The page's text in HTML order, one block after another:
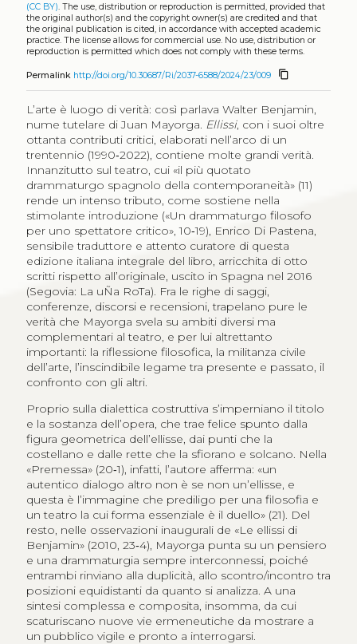
(CC BY). The use, distribution or reproduction is permitted, provided that
the original author(s) and the copyright owner(s) are credited and that
the original publication is cited, in accordance with accepted academic
practice. The license allows for commercial use. No use, distribution or
reproduction is permitted which does not comply with these terms.
Permalink http://doi.org/10.30687/Ri/2037-6588/2024/23/009 content_copy
L’arte è luogo di verità: così parlava Walter Benjamin,
nume tutelare di Juan Mayorga. Ellissi, con i suoi oltre
ottanta contributi critici, elaborati nell’arco di un
trentennio (1990‑2022), contiene molte grandi verità.
Innanzitutto sul teatro, cui «il più quotato
drammaturgo spagnolo della contemporaneità» (11)
rende un intenso tributo, come sostiene nella
stimolante introduzione («Un drammaturgo filosofo
per uno spettatore critico», 10‑19), Enrico Di Pastena,
sensibile traduttore e attento curatore di questa
edizione italiana integrale del libro, arricchita di otto
scritti rispetto all’originale, uscito in Spagna nel 2016
(Segovia: La uÑa RoTa). Fra le righe di saggi,
conferenze, discorsi e recensioni, trapelano pure le
verità che Mayorga svela su ambiti diversi ma
complementari al teatro, e per lui altrettanto
importanti: la riflessione filosofica, la militanza civile
dell’arte, l’inscindibile legame tra presente e passato, il
confronto con gli altri.
Proprio sulla dialettica costruttiva s’imperniano il titolo
e la sostanza dell’opera, che trae felice spunto dalla
figura geometrica dell’ellisse, dai punti che la
costellano e dalle rette che la sfiorano e solcano. Nella
«Premessa» (20‑1), infatti, l’autore afferma: «un
autentico dialogo altro non è se non un’ellisse, e
questa è l’immagine che prediligo per una filosofia e
un teatro la cui forma essenziale è il duello» (21). Del
resto, nelle osservazioni inaugurali de «Le ellissi di
Benjamin» (2010, 23‑4), Mayorga punta su un pensiero
e una drammaturgia sempre interconnessi, poiché
entrambi rinviano alla duplicità, allo scontro/incontro tra
posizioni equidistanti da quanto si analizza. A una
sintesi complessa e composita, insomma, da cui
scaturiscano nuove vie ermeneutiche da mostrare a
un pubblico vigile e pronto a interrogarsi.